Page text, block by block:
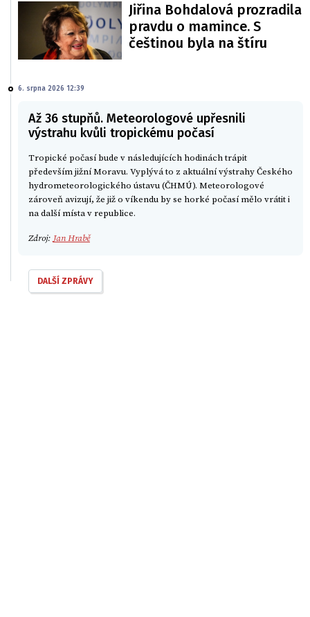
Jiřina Bohdalová prozradila
pravdu o mamince. S
češtinou byla na štíru
6. srpna 2026 12:39
Až 36 stupňů. Meteorologové upřesnili
výstrahu kvůli tropickému počasí
Tropické počasí bude v následujících hodinách trápit
především jižní Moravu. Vyplývá to z aktuální výstrahy Českého
hydrometeorologického ústavu (ČHMÚ). Meteorologové
zároveň avizují, že již o víkendu by se horké počasí mělo vrátit i
na další místa v republice.
Zdroj: Jan Hrabě
DALŠÍ ZPRÁVY